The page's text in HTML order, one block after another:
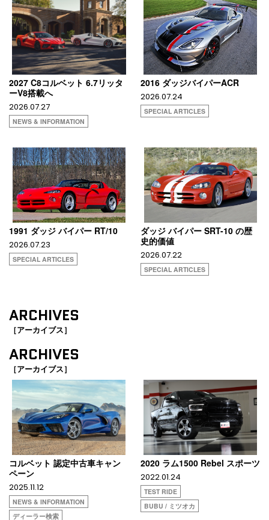
2027 C8コルベット 6.7リッタ
ーV8搭載へ
2026.07.27
NEWS & INFORMATION
2016 ダッジバイパーACR
2026.07.24
SPECIAL ARTICLES
1991 ダッジ バイパー RT/10
2026.07.23
SPECIAL ARTICLES
ダッジ バイパー SRT-10 の歴
史的価値
2026.07.22
SPECIAL ARTICLES
ARCHIVES
［アーカイブス］
ARCHIVES
［アーカイブス］
コルベット 認定中古車キャン
ペーン
2025.11.12
NEWS & INFORMATION
ディーラー検索
2020 ラム1500 Rebel スポーツ
2022.01.24
TEST RIDE
BUBU / ミツオカ